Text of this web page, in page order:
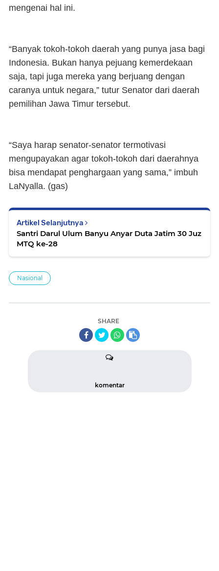
mengenai hal ini.
“Banyak tokoh-tokoh daerah yang punya jasa bagi
Indonesia. Bukan hanya pejuang kemerdekaan
saja, tapi juga mereka yang berjuang dengan
caranya untuk negara,” tutur Senator dari daerah
pemilihan Jawa Timur tersebut.
“Saya harap senator-senator termotivasi
mengupayakan agar tokoh-tokoh dari daerahnya
bisa mendapat penghargaan yang sama,” imbuh
LaNyalla. (gas)
Artikel Selanjutnya
Santri Darul Ulum Banyu Anyar Duta Jatim 30 Juz
MTQ ke-28
Nasional
SHARE
komentar